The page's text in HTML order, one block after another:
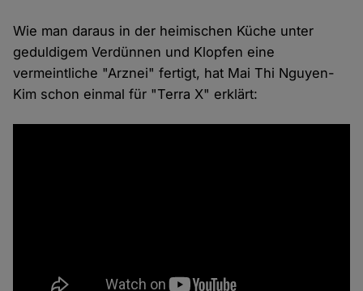
Wie man daraus in der heimischen Küche unter
geduldigem Verdünnen und Klopfen eine
vermeintliche "Arznei" fertigt, hat Mai Thi Nguyen-
Kim schon einmal für "Terra X" erklärt: